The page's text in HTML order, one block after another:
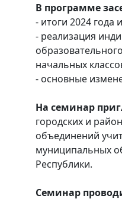
В программе
- итоги 2024 года
- реализация
начальных
- основные
На семинар
городских и
объединений
муниципальных
Республики.
Семинар